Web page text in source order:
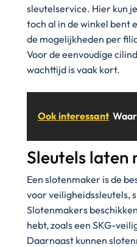
sleutelservice. Hier kun
toch al in de winkel bent
de mogelijkheden per
Voor de eenvoudige
wachttijd is vaak kort.
Ook interessant
Sleutels laten
Een slotenmaker is de
voor veiligheidssleutels,
Slotenmakers
hebt, zoals een SKG-
Daarnaast kunnen